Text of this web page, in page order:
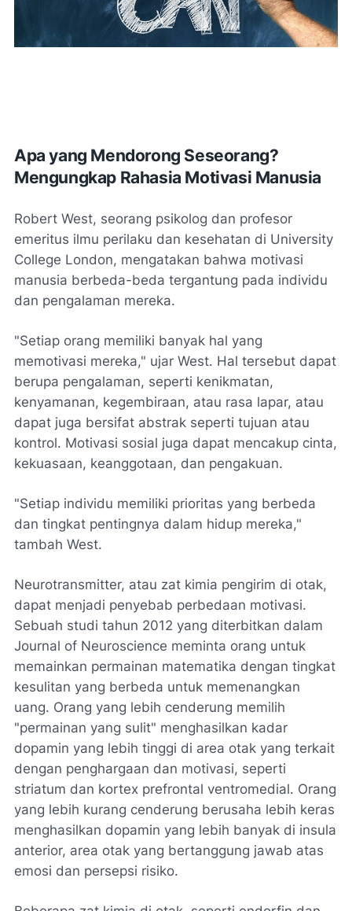
Apa yang Mendorong Seseorang?
Mengungkap Rahasia Motivasi Manusia
Robert West, seorang psikolog dan profesor
emeritus ilmu perilaku dan kesehatan di University
College London, mengatakan bahwa motivasi
manusia berbeda-beda tergantung pada individu
dan pengalaman mereka.
"Setiap orang memiliki banyak hal yang
memotivasi mereka," ujar West. Hal tersebut dapat
berupa pengalaman, seperti kenikmatan,
kenyamanan, kegembiraan, atau rasa lapar, atau
dapat juga bersifat abstrak seperti tujuan atau
kontrol. Motivasi sosial juga dapat mencakup cinta,
kekuasaan, keanggotaan, dan pengakuan.
"Setiap individu memiliki prioritas yang berbeda
dan tingkat pentingnya dalam hidup mereka,"
tambah West.
Neurotransmitter, atau zat kimia pengirim di otak,
dapat menjadi penyebab perbedaan motivasi.
Sebuah studi tahun 2012 yang diterbitkan dalam
Journal of Neuroscience meminta orang untuk
memainkan permainan matematika dengan tingkat
kesulitan yang berbeda untuk memenangkan
uang. Orang yang lebih cenderung memilih
"permainan yang sulit" menghasilkan kadar
dopamin yang lebih tinggi di area otak yang terkait
dengan penghargaan dan motivasi, seperti
striatum dan kortex prefrontal ventromedial. Orang
yang lebih kurang cenderung berusaha lebih keras
menghasilkan dopamin yang lebih banyak di insula
anterior, area otak yang bertanggung jawab atas
emosi dan persepsi risiko.